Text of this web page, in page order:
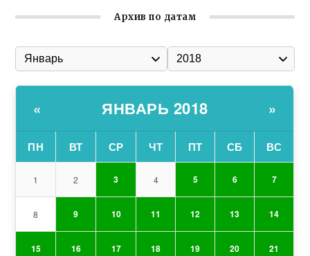
Архив по датам
« ЯНВАРЬ 2018 »
ПН ВТ СР ЧТ ПТ СБ ВС
1 2 3 4 5 6 7
8 9 10 11 12 13 14
15 16 17 18 19 20 21